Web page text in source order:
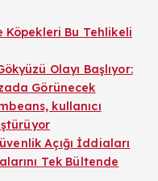
Köpekleri Bu Tehlikeli
Olayı Başlıyor:
Görünecek
kullanıcı
Açığı İddiaları
Tek Bültende